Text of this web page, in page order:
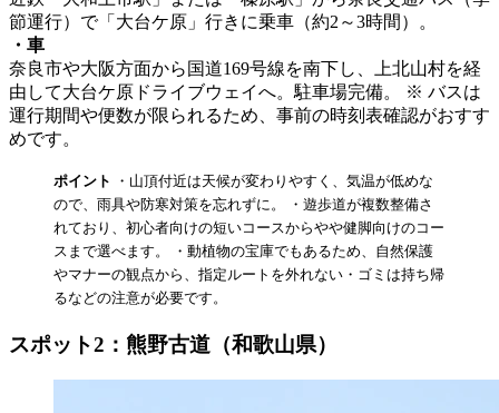
節運行）で「大台ケ原」行きに乗車（約2～3時間）。
・車
奈良市や大阪方面から国道169号線を南下し、上北山村を経
由して大台ケ原ドライブウェイへ。駐車場完備。 ※ バスは
運行期間や便数が限られるため、事前の時刻表確認がおすす
めです。
ポイント
・山頂付近は天候が変わりやすく、気温が低めな
ので、雨具や防寒対策を忘れずに。 ・遊歩道が複数整備さ
れており、初心者向けの短いコースからやや健脚向けのコー
スまで選べます。 ・動植物の宝庫でもあるため、自然保護
やマナーの観点から、指定ルートを外れない・ゴミは持ち帰
るなどの注意が必要です。
スポット2：熊野古道（和歌山県）